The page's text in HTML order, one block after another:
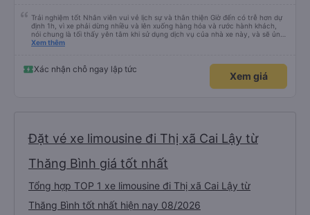
Trải nghiệm tốt Nhân viên vui vẻ lịch sự và thân thiện Giờ đến có trễ hơn dự
định 1h, vì xe phải dừng nhiều và lên xuống hàng hóa và rước hành khách,
nói chung là tối thấy yên tâm khi sử dụng dịch vụ của nhà xe này, và sẽ ủng
hộ và giới thiệu cho người thân sử dụng dịch vụ của nhà xe này
Xem thêm
Xác nhận chỗ ngay lập tức
Xem giá
Đặt vé xe limousine đi Thị xã Cai Lậy từ
Thăng Bình giá tốt nhất
Tổng hợp TOP 1 xe limousine đi Thị xã Cai Lậy từ
Thăng Bình tốt nhất hiện nay 08/2026